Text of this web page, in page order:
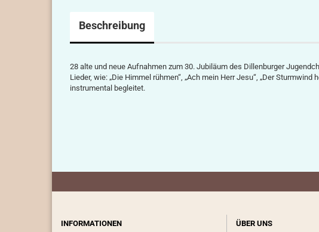
Beschreibung
28 alte und neue Aufnahmen zum 30. Jubiläum des Dillenburger
Lieder, wie: „Die Himmel rühmen“, „Ach mein Herr Jesu“, „Der
instrumental begleitet.
INFORMATIONEN
ÜBER UNS